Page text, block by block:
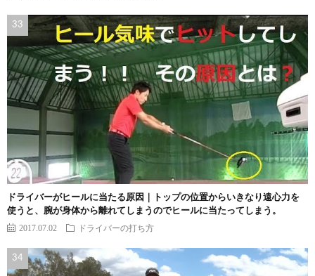
ドライバーがヒールに当たる原因｜トップの位置からいきなり遠心力を
使うと、腕が身体から離れてしまうのでヒールに当たってしまう。
2017.07.02 ドライバーの打ち方